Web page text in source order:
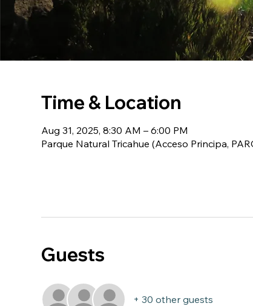
Time & Location
Aug 31, 2025, 8:30 AM – 6:00 PM
Parque Natural Tricahue (Acceso Principa,
Guests
+ 30 other guests